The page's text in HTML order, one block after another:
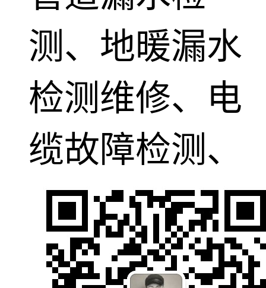
测、地暖漏水
检测维修、电
缆故障检测、